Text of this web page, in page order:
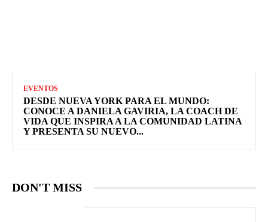
EVENTOS
DESDE NUEVA YORK PARA EL MUNDO:
CONOCE A DANIELA GAVIRIA, LA COACH DE
VIDA QUE INSPIRA A LA COMUNIDAD LATINA
Y PRESENTA SU NUEVO...
DON'T MISS